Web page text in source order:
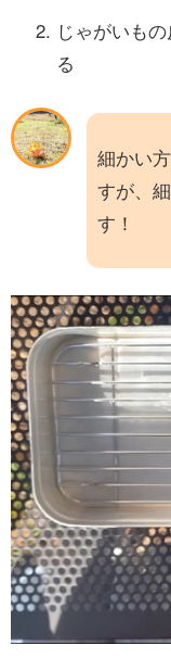
じゃがいも
る
細かい
すが、
す！